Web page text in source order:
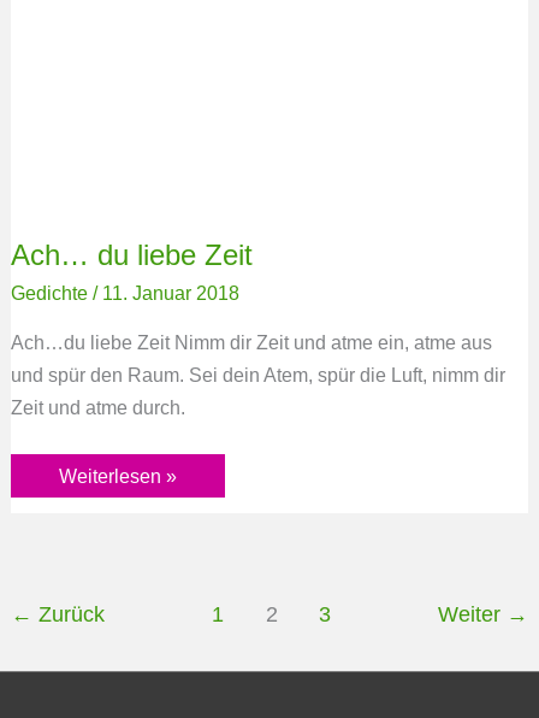
Ach… du liebe Zeit
Gedichte/ 11. Januar 2018
Ach…du liebe Zeit Nimm dir Zeit und atme ein, atme aus
und spür den Raum. Sei dein Atem, spür die Luft, nimm dir
Zeit und atme durch.
Weiterlesen »
← Zurück 1 2 3 Weiter →